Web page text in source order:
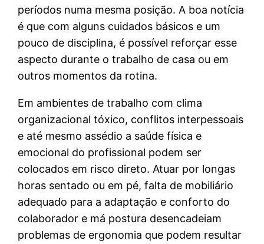
períodos numa mesma posição. A boa notícia
é que com alguns cuidados básicos e um
pouco de disciplina, é possível reforçar esse
aspecto durante o trabalho de casa ou em
outros momentos da rotina.
Em ambientes de trabalho com clima
organizacional tóxico, conflitos interpessoais
e até mesmo assédio a saúde física e
emocional do profissional podem ser
colocados em risco direto. Atuar por longas
horas sentado ou em pé, falta de mobiliário
adequado para a adaptação e conforto do
colaborador e má postura desencadeiam
problemas de ergonomia que podem resultar